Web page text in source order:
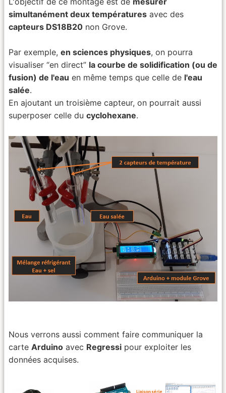
simultanément deux températures avec des
capteurs DS18B20 non Grove.
Par exemple, en sciences physiques, on pourra
visualiser “en direct” la courbe de solidification (ou de
fusion) de l'eau en même temps que celle de l'eau
salée.
En ajoutant un troisième capteur, on pourrait aussi
superposer celle du cyclohexane.
Nous verrons aussi comment faire communiquer la
carte Arduino avec Regressi pour exploiter les
données acquises.